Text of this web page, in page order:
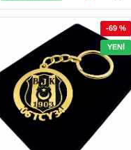
YENI
-69 %